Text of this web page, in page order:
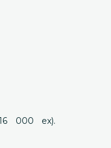
000 ex).